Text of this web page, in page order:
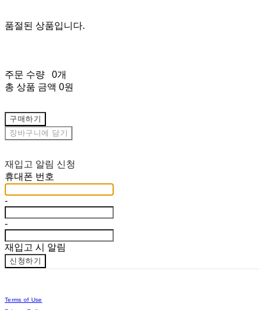
품절된 상품입니다.
주문 수량
0개
총 상품 금액 0원
구매하기
장바구니에 담기
재입고 알림 신청
휴대폰 번호
-
-
재입고 시 알림
신청하기
Terms of Use